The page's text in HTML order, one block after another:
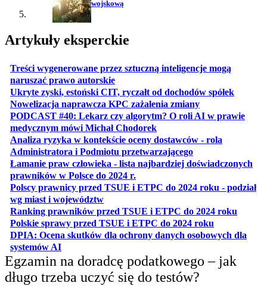
wojskową
Artykuły eksperckie
Treści wygenerowane przez sztuczną inteligencje mogą
naruszać prawo autorskieotwiera się w nowej karcie
Ukryte zyski, estoński CIT, ryczałt od dochodów spółekotwiera
Nowelizacja naprawcza KPC zażalenia zmianyotwiera się w
PODCAST #40: Lekarz czy algorytm? O roli AI w prawie
medycznym mówi Michał Chodorekotwiera się w nowej karcie
Analiza ryzyka w kontekście oceny dostawców - rola
Administratora i Podmiotu przetwarzającegootwiera się w
Łamanie praw człowieka - lista najbardziej doświadczonych
prawników w Polsce do 2024 r.
Polscy prawnicy przed TSUE i ETPC do 2024 roku - podział
wg miast i województwotwiera się w nowej karcie
Ranking prawników przed TSUE i ETPC do 2024 roku
Polskie sprawy przed TSUE i ETPC do 2024 roku
DPIA: Ocena skutków dla ochrony danych osobowych dla
systemów AIotwiera się w nowej karcie
Egzamin na doradcę podatkowego – jak
długo trzeba uczyć się do testów?